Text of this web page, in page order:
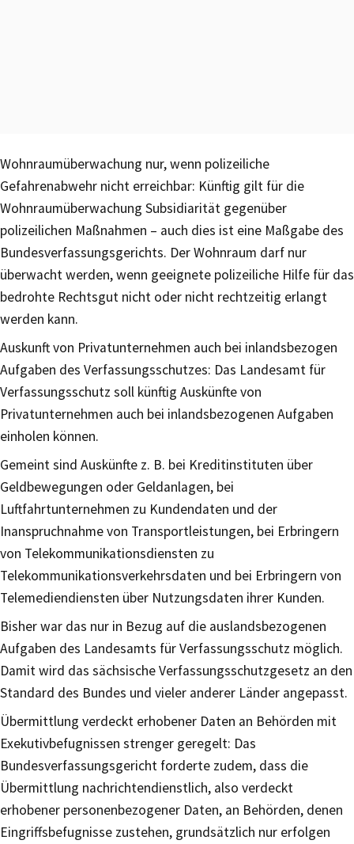
Wohnraumüberwachung nur, wenn polizeiliche
Gefahrenabwehr nicht erreichbar: Künftig gilt für die
Wohnraumüberwachung Subsidiarität gegenüber
polizeilichen Maßnahmen – auch dies ist eine Maßgabe des
Bundesverfassungsgerichts. Der Wohnraum darf nur
überwacht werden, wenn geeignete polizeiliche Hilfe für das
bedrohte Rechtsgut nicht oder nicht rechtzeitig erlangt
werden kann.
Auskunft von Privatunternehmen auch bei inlandsbezogen
Aufgaben des Verfassungsschutzes: Das Landesamt für
Verfassungsschutz soll künftig Auskünfte von
Privatunternehmen auch bei inlandsbezogenen Aufgaben
einholen können.
Gemeint sind Auskünfte z. B. bei Kreditinstituten über
Geldbewegungen oder Geldanlagen, bei
Luftfahrtunternehmen zu Kundendaten und der
Inanspruchnahme von Transportleistungen, bei Erbringern
von Telekommunikationsdiensten zu
Telekommunikationsverkehrsdaten und bei Erbringern von
Telemediendiensten über Nutzungsdaten ihrer Kunden.
Bisher war das nur in Bezug auf die auslandsbezogenen
Aufgaben des Landesamts für Verfassungsschutz möglich.
Damit wird das sächsische Verfassungsschutzgesetz an den
Standard des Bundes und vieler anderer Länder angepasst.
Übermittlung verdeckt erhobener Daten an Behörden mit
Exekutivbefugnissen strenger geregelt: Das
Bundesverfassungsgericht forderte zudem, dass die
Übermittlung nachrichtendienstlich, also verdeckt
erhobener personenbezogener Daten, an Behörden, denen
Eingriffsbefugnisse zustehen, grundsätzlich nur erfolgen